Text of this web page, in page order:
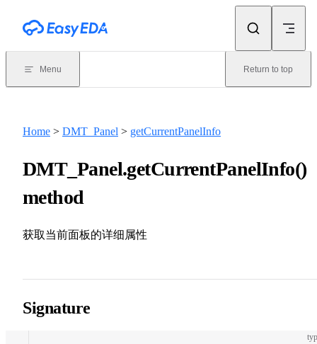
Menu Return to top
Home > DMT_Panel > getCurrentPanelInfo
DMT_Panel.getCurrentPanelInfo()
method
获取当前面板的详细属性
Signature